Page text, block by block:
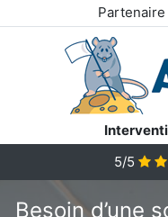
5/5
Besoin d’une